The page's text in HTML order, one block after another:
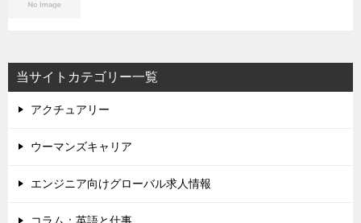
当サイトカテゴリー一覧
アクチュアリー
ウーマンズキャリア
エンジニア向けグローバル求人情報